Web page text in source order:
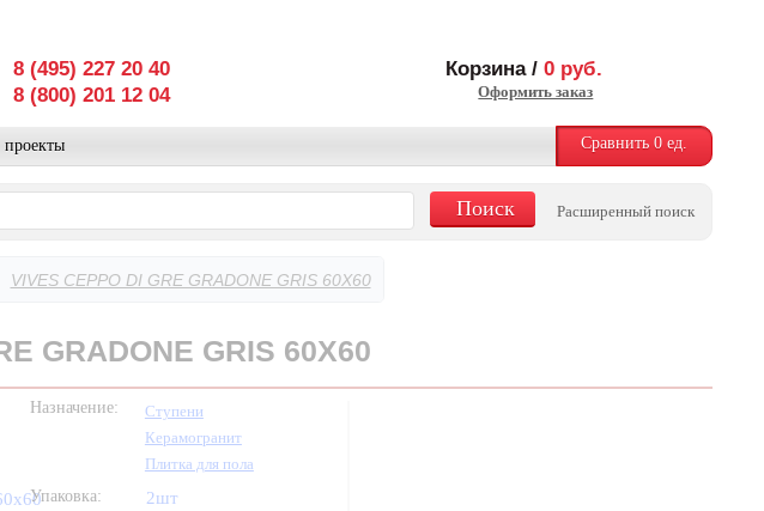
8 (495) 227 20 40
8 (800) 201 12 04
Корзина /0 руб.
Оформить заказ
Сравнить 0ед.
Расширенный поиск
VIVES CEPPO DI GRE GRADONE GRIS 60X60
GRADONE GRIS 60X60
Назначение:
Ступени
Керамогранит
Плитка для пола
Упаковка:
2шт